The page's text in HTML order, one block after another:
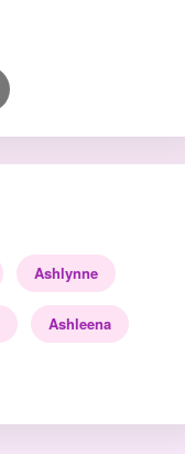
Ashlynne
Ashleena